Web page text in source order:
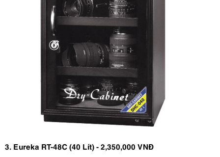
3. Eureka RT-48C (40 Lít) - 2,350,000 VNĐ